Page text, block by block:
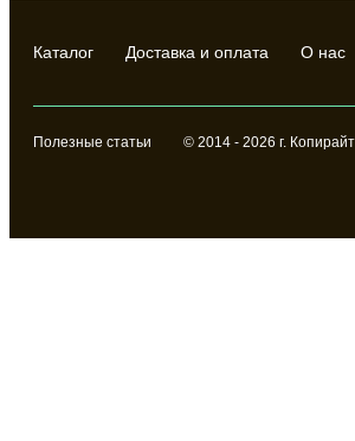
Каталог Доставка и оплата О нас
Полезные статьи © 2014 - 2026 г. Копирайт